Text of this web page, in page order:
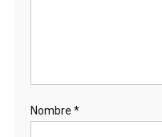
Nombre *